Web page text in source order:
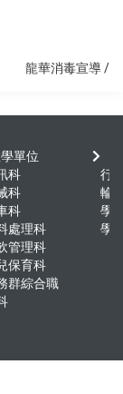
龍華消毒宣導/
單位
科
科
科
處理科
管理科
保育科
群綜合職
行
輪
學
學